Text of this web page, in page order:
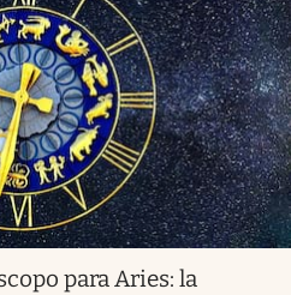
para Aries: la